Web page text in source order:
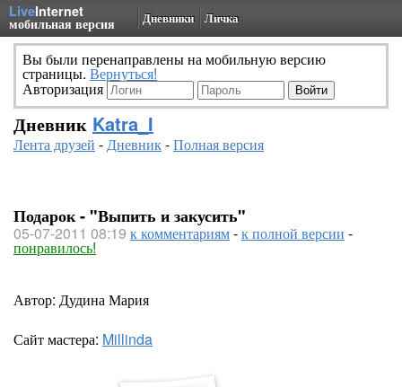
LiveInternet
мобильная версия Дневники Личка
Вы были перенаправлены на мобильную версию
страницы. Вернуться!
Авторизация
Дневник Katra_I
Лента друзей -Дневник-Полная версия
Подарок - "Выпить и закусить"
05-07-2011 08:19 к комментариям-к полной версии -
понравилось!
Автор: Дудина Мария
Сайт мастера: Millinda